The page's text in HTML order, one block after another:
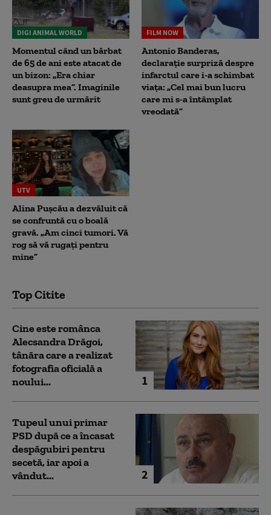
DIGI ANIMAL WORLD
Momentul când un bărbat
de 65 de ani este atacat de
un bizon: „Era chiar
deasupra mea”. Imaginile
sunt greu de urmărit
FILM NOW
Antonio Banderas,
declarație surpriză despre
infarctul care i-a schimbat
viața: „Cel mai bun lucru
care mi s-a întâmplat
vreodată”
UTV
Alina Pușcău a dezvăluit că
se confruntă cu o boală
gravă. „Am cinci tumori. Vă
rog să vă rugați pentru
mine”
Top Citite
1
Cine este românca
Alecsandra Drăgoi,
tânăra care a realizat
fotografia oficială a
noului...
2
Tupeul unui primar
PSD după ce a încasat
despăgubiri pentru
secetă, iar apoi a
vândut...